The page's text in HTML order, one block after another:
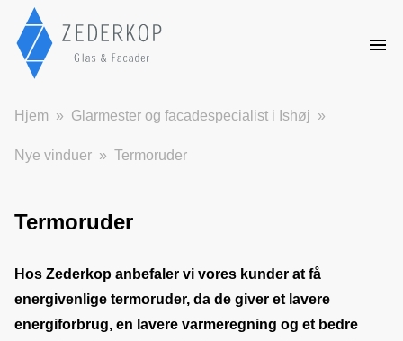
Hjem Glarmester og facadespecialist i Ishøj
Nye vinduer Termoruder
Termoruder
Hos Zederkop anbefaler vi vores kunder at få
energivenlige termoruder, da de giver et lavere
energiforbrug, en lavere varmeregning og et bedre